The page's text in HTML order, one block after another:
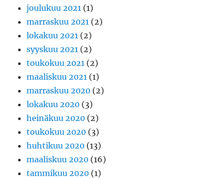
joulukuu 2021 (1)
marraskuu 2021 (2)
lokakuu 2021 (2)
syyskuu 2021 (2)
toukokuu 2021 (2)
maaliskuu 2021 (1)
marraskuu 2020 (2)
lokakuu 2020 (3)
heinäkuu 2020 (2)
toukokuu 2020 (3)
huhtikuu 2020 (13)
maaliskuu 2020 (16)
tammikuu 2020 (1)